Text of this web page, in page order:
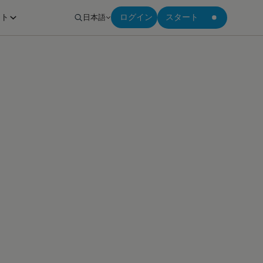
日本語 ログイン スタート